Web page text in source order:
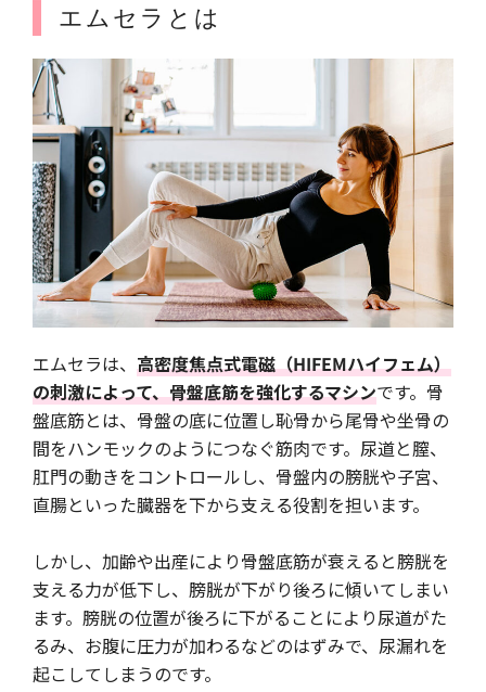
エムセラとは
エムセラは、 高密度焦点式電磁（HIFEMハイフェム）
の刺激によって、骨盤底筋を強化するマシンです。骨
盤底筋とは、骨盤の底に位置し恥骨から尾骨や坐骨の
間をハンモックのようにつなぐ筋肉です。尿道と膣、
肛門の動きをコントロールし、骨盤内の膀胱や子宮、
直腸といった臓器を下から支える役割を担います。
しかし、加齢や出産により骨盤底筋が衰えると膀胱を
支える力が低下し、膀胱が下がり後ろに傾いてしまい
ます。膀胱の位置が後ろに下がることにより尿道がた
るみ、お腹に圧力が加わるなどのはずみで、尿漏れを
起こしてしまうのです。